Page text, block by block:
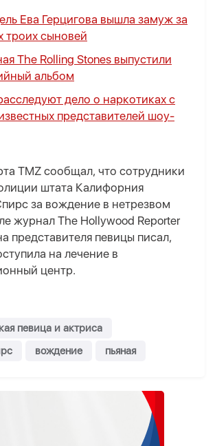
Ева Герцигова вышла замуж за
троих сыновей
The Rolling Stones выпустили
альбом
дело о наркотиках с
представителей шоу-
TMZ сообщал, что сотрудники
штата Калифорния
за вождение в нетрезвом
журнал The Hollywood Reporter
представителя певицы писал,
на лечение в
центр.
певица и актриса
вождение пьяная